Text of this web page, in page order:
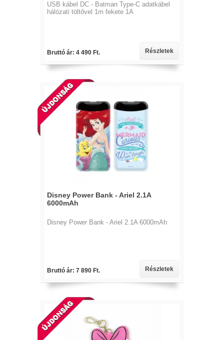
USB kábel DC - Batman Type-C adatkábel
hálózati töltővel 1m fekete 1A
Bruttó ár: 4 490 Ft. Részletek
Disney Power Bank - Ariel 2.1A
6000mAh
Disney Power Bank - Ariel 2.1A 6000mAh
Bruttó ár: 7 890 Ft. Részletek